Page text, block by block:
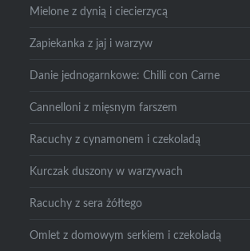
Mielone z dynią i ciecierzycą
Zapiekanka z jaj i warzyw
Danie jednogarnkowe: Chilli con Carne
Cannelloni z mięsnym farszem
Racuchy z cynamonem i czekoladą
Kurczak duszony w warzywach
Racuchy z sera żółtego
Omlet z domowym serkiem i czekoladą